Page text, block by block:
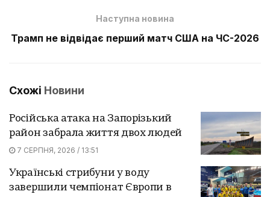
Наступна новина
Трамп не відвідає перший матч США на ЧС-2026
Схожі Новини
Російська атака на Запорізький
район забрала життя двох людей
7 СЕРПНЯ, 2026 / 13:51
Українські стрибуни у воду
завершили чемпіонат Європи в